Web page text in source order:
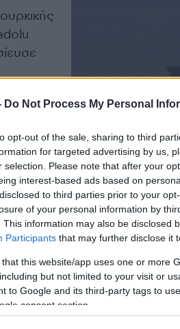
Do Not Process My Personal
opt-out of the sale, sharing to third
for targeted advertising by us,
selection. Please note that after your
interest-based ads based on
to third parties prior to your
of your personal information by
This information may also be disclosed
Participants that may further disclose it
that this website/app uses one or more
but not limited to your visit or
to Google and its third-party tags to
consent section.
Ίμια
ο
8 –
τουρκικών
ΓΕΕΘΑ